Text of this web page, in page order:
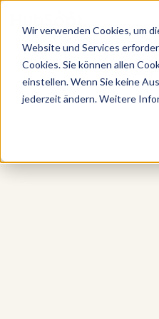
Wir verwenden Cookies, um
Website und Services
Cookies. Sie können allen
einstellen. Wenn Sie keine
jederzeit ändern. Weitere
Marketing